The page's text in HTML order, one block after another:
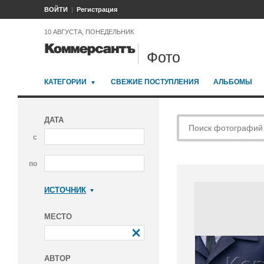
ВОЙТИ Регистрация
10 АВГУСТА, ПОНЕДЕЛЬНИК
Фото
КАТЕГОРИИ СВЕЖИЕ ПОСТУПЛЕНИЯ АЛЬБОМЫ
ДАТА
с
по
ИСТОЧНИК
МЕСТО
АВТОР